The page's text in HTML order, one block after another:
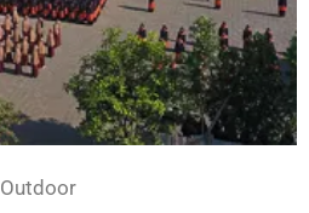
Outdoor